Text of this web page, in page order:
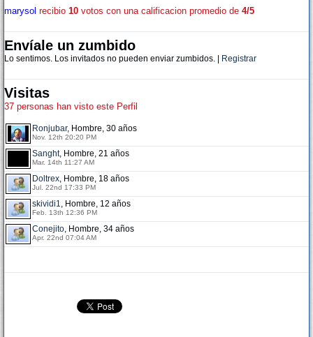
marysol recibio 10 votos con una calificacion promedio de 4/5
Envíale un zumbido
Lo sentimos. Los invitados no pueden enviar zumbidos. | Registrar
Visitas
37 personas han visto este Perfil
Ronjubar, Hombre, 30 años
Nov. 12th 20:20 PM
Sanght, Hombre, 21 años
Mar. 14th 11:27 AM
Doltrex, Hombre, 18 años
Jul. 22nd 17:33 PM
skividi1, Hombre, 12 años
Feb. 13th 12:36 PM
Conejito, Hombre, 34 años
Apr. 22nd 07:04 AM